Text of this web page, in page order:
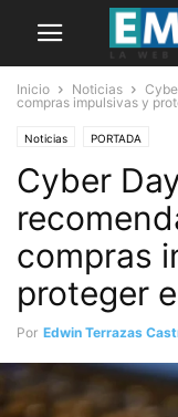
Inicio Noticias
compras impulsivas y
Noticias PORTADA
Cyber
compras
proteger
Por Edwin Terrazas